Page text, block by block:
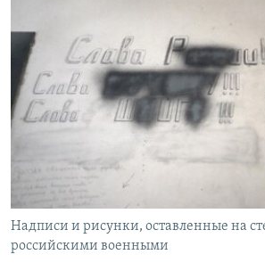
Надписи и рисунки, оставленные на
российскими военными